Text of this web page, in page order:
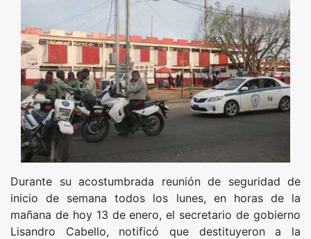
Durante su acostumbrada reunión de seguridad de
inicio de semana todos los lunes, en horas de la
mañana de hoy 13 de enero, el secretario de gobierno
Lisandro Cabello, notificó que destituyeron a la